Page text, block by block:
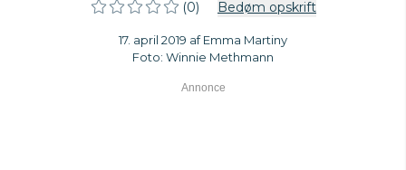
(0) Bedøm opskrift
17. april 2019 af Emma Martiny
Foto: Winnie Methmann